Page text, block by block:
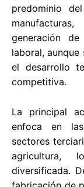
predominio
generación
laboral,
el desarrollo
competitiva.
La principal
enfoca en
sectores
agricultura,
diversificada.